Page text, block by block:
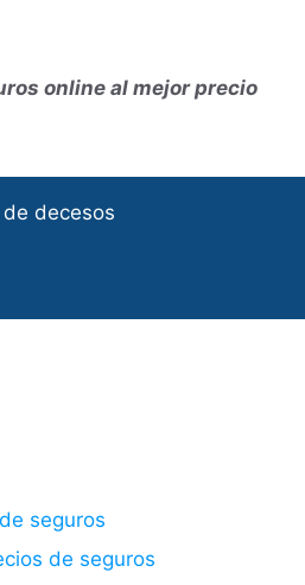
online al mejor precio
decesos
seguros
de seguros